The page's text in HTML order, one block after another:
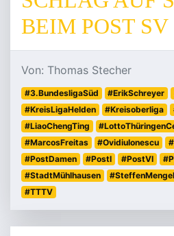
BEIM POST SV
Von: Thomas Stecher
#3.BundesligaSüd #ErikSchreyer
#KreisLigaHelden
#Kreisoberliga
#LiaoChengTing
#MarcosFreitas
#OvidiuIonescu
#PostDamen
#PostI #PostVI
#StadtMühlhausen
#SteffenMengel
#TTTV